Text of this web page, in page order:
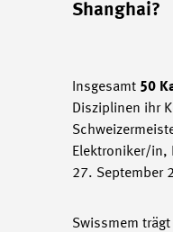
Shanghai?
Insgesamt 50
Disziplinen ihr
Elektroniker/in,
27. September
Swissmem